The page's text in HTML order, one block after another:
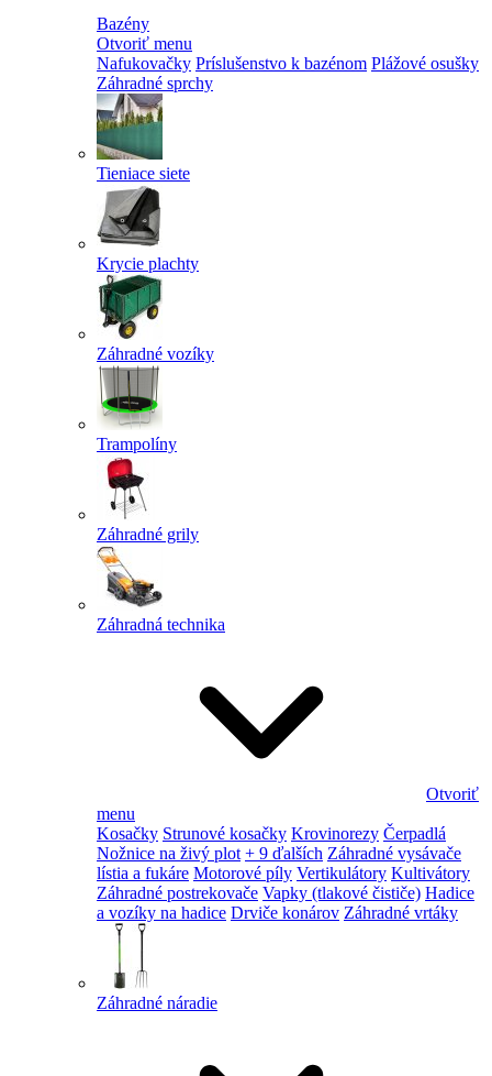
Bazény
Otvoriť menu
Nafukovačky Príslušenstvo k bazénom Plážové osušky
Záhradné sprchy
Tieniace siete
Krycie plachty
Záhradné vozíky
Trampolíny
Záhradné grily
Záhradná technika
Otvoriť
menu
Kosačky Strunové kosačky Krovinorezy Čerpadlá
Nožnice na živý plot + 9 ďalších Záhradné vysávače
lístia a fukáre Motorové píly Vertikulátory Kultivátory
Záhradné postrekovače Vapky (tlakové čističe) Hadice
a vozíky na hadice Drviče konárov Záhradné vrtáky
Záhradné náradie